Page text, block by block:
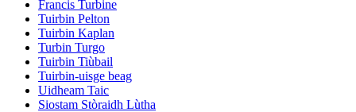
Francis Turbine
Tuirbin Pelton
Tuirbin Kaplan
Turbin Turgo
Tuirbin Tiùbail
Tuirbin-uisge beag
Uidheam Taic
Siostam Stòraidh Lùtha